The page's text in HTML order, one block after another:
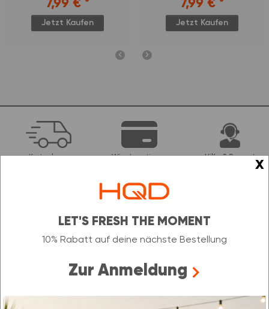
7,99 € *
Jetzt Kaufen
7,99 € *
Jetzt Kaufen
Kostenloser
Wir akzeptieren
Banküberweisungen
Hilfe & Support
Unser Newsletter
10 % RABATT SICHERN
Aktionen oder anderen Rabattcodes.
x
LET'S FRESH THE MOMENT
10% Rabatt auf deine nächste Bestellung
Zur Anmeldung